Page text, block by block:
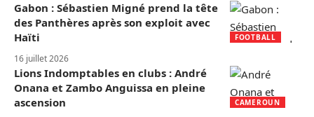
FOOTBALL
Gabon : Sébastien Migné prend la tête
des Panthères après son exploit avec
Haïti
16 juillet 2026
CAMEROUN
Lions Indomptables en clubs : André
Onana et Zambo Anguissa en pleine
ascension